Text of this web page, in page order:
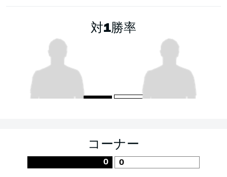
対1勝率
コーナー
0 0